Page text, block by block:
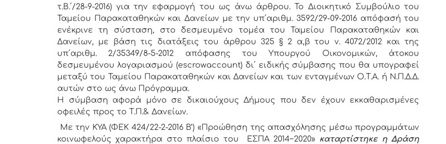
τ.Β.΄/28-9-2016) για την εφαρμογή του ως άνω άρθρου. Το Διοικητικό Συμβούλιο του
Ταμείου Παρακαταθηκών και Δανείων με την υπ΄αριθμ. 3592/29-09-2016 απόφασή του
ενέκρινε τη σύσταση, στο δεσμευμένο τομέα του Ταμείου Παρακαταθηκών και
Δανείων, με βάση τις διατάξεις του άρθρου 325 § 2 α,β του ν. 4072/2012 και της
υπ΄αριθμ. 2/35349/8-5-2012 απόφασης του Υπουργού Οικονομικών, άτοκου
δεσμευμένου λογαριασμού (escrowaccount) δι΄ ειδικής σύμβασης που θα υπογραφεί
μεταξύ του Ταμείου Παρακαταθηκών και Δανείων και των ενταγμένων Ο.Τ.Α. ή Ν.Π.Δ.Δ.
αυτών στο ως άνω Πρόγραμμα.
Η σύμβαση αφορά μόνο σε δικαιούχους Δήμους που δεν έχουν εκκαθαρισμένες
οφειλές προς το Τ.Π.& Δανείων.
Με την ΚΥΑ (ΦΕΚ 424/22-2-2016 Β’) «Προώθηση της απασχόλησης μέσω προγραμμάτων
κοινωφελούς χαρακτήρα στο πλαίσιο του ΕΣΠΑ 2014−2020» καταρτίστηκε η Δράση